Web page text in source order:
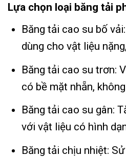
Lựa chọn loại băng tải
Băng tải cao su bố
dùng cho vật liệu
Băng tải cao su trơn:
có bề mặt nhẵn,
Băng tải cao su gân:
với vật liệu có hình
Băng tải chịu nhiệt: